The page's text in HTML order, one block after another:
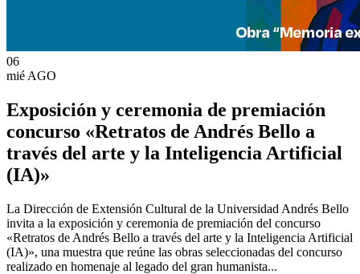
06
mié AGO
Exposición y ceremonia de premiación
concurso «Retratos de Andrés Bello a
través del arte y la Inteligencia Artificial
(IA)»
La Dirección de Extensión Cultural de la Universidad Andrés Bello
invita a la exposición y ceremonia de premiación del concurso
«Retratos de Andrés Bello a través del arte y la Inteligencia Artificial
(IA)», una muestra que reúne las obras seleccionadas del concurso
realizado en homenaje al legado del gran humanista...